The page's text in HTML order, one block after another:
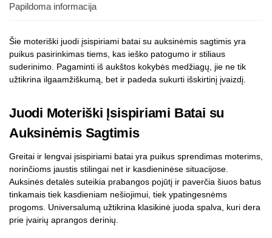
Papildoma informacija
Šie moteriški juodi įsispiriami batai su auksinėmis sagtimis yra
puikus pasirinkimas tiems, kas ieško patogumo ir stiliaus
suderinimo. Pagaminti iš aukštos kokybės medžiagų, jie ne tik
užtikrina ilgaamžiškumą, bet ir padeda sukurti išskirtinį įvaizdį.
Juodi Moteriški Įsispiriami Batai su
Auksinėmis Sagtimis
Greitai ir lengvai įsispiriami batai yra puikus sprendimas moterims,
norinčioms jaustis stilingai net ir kasdieninėse situacijose.
Auksinės detalės suteikia prabangos pojūtį ir paverčia šiuos batus
tinkamais tiek kasdieniam nešiojimui, tiek ypatingesnėms
progoms. Universalumą užtikrina klasikinė juoda spalva, kuri dera
prie įvairių aprangos derinių.